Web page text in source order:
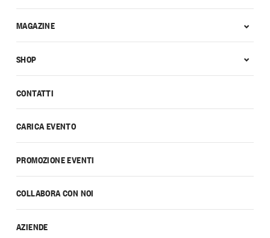
CONTATTI
CARICA EVENTO
PROMOZIONE EVENTI
COLLABORA CON NOI
AZIENDE
MAGAZINE
SHOP